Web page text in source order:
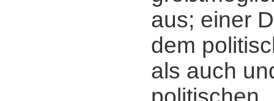
aus; einer
dem
als auch